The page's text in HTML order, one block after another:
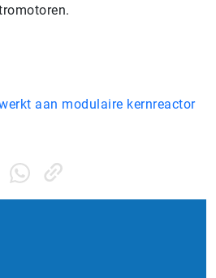
aan modulaire kernreactor